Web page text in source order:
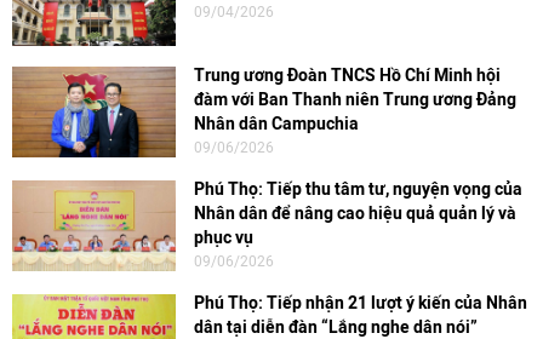
09/04/2026
Trung ương Đoàn TNCS Hồ Chí Minh hội
đàm với Ban Thanh niên Trung ương Đảng
Nhân dân Campuchia
09/06/2026
Phú Thọ: Tiếp thu tâm tư, nguyện vọng của
Nhân dân để nâng cao hiệu quả quản lý và
phục vụ
09/06/2026
Phú Thọ: Tiếp nhận 21 lượt ý kiến của Nhân
dân tại diễn đàn “Lắng nghe dân nói”